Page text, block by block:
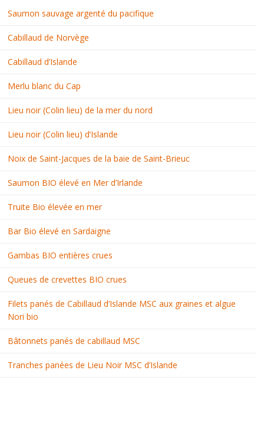
Saumon sauvage argenté du pacifique
Cabillaud de Norvège
Cabillaud d’Islande
Merlu blanc du Cap
Lieu noir (Colin lieu) de la mer du nord
Lieu noir (Colin lieu) d’Islande
Noix de Saint-Jacques de la baie de Saint-Brieuc
Saumon BIO élevé en Mer d’Irlande
Truite Bio élevée en mer
Bar Bio élevé en Sardaigne
Gambas BIO entières crues
Queues de crevettes BIO crues
Filets panés de Cabillaud d’Islande MSC aux graines et algue
Nori bio
Bâtonnets panés de cabillaud MSC
Tranches panées de Lieu Noir MSC d’Islande